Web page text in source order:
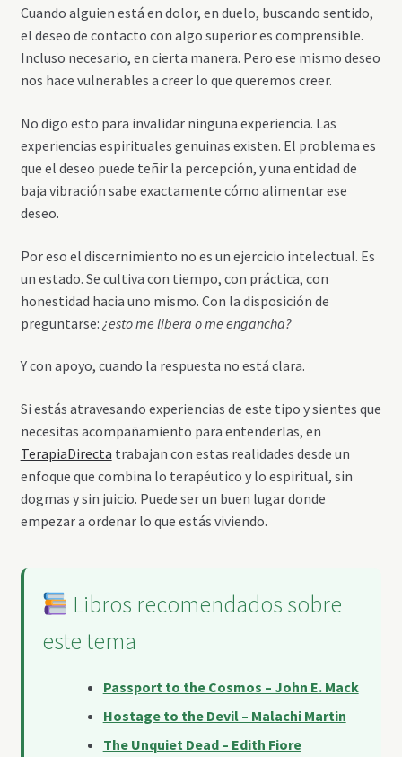
Cuando alguien está en dolor, en duelo, buscando sentido,
el deseo de contacto con algo superior es comprensible.
Incluso necesario, en cierta manera. Pero ese mismo deseo
nos hace vulnerables a creer lo que queremos creer.
No digo esto para invalidar ninguna experiencia. Las
experiencias espirituales genuinas existen. El problema es
que el deseo puede teñir la percepción, y una entidad de
baja vibración sabe exactamente cómo alimentar ese
deseo.
Por eso el discernimiento no es un ejercicio intelectual. Es
un estado. Se cultiva con tiempo, con práctica, con
honestidad hacia uno mismo. Con la disposición de
preguntarse: ¿esto me libera o me engancha?
Y con apoyo, cuando la respuesta no está clara.
Si estás atravesando experiencias de este tipo y sientes que
necesitas acompañamiento para entenderlas, en
TerapiaDirecta trabajan con estas realidades desde un
enfoque que combina lo terapéutico y lo espiritual, sin
dogmas y sin juicio. Puede ser un buen lugar donde
empezar a ordenar lo que estás viviendo.
Libros recomendados sobre
este tema
Passport to the Cosmos – John E. Mack
Hostage to the Devil – Malachi Martin
The Unquiet Dead – Edith Fiore